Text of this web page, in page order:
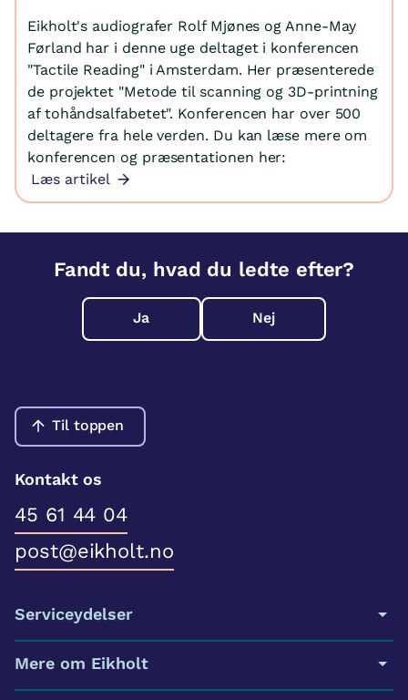
Eikholt's audiografer Rolf Mjønes og Anne-May
Førland har i denne uge deltaget i konferencen
"Tactile Reading" i Amsterdam. Her præsenterede
de projektet "Metode til scanning og 3D-printning
af tohåndsalfabetet". Konferencen har over 500
deltagere fra hele verden. Du kan læse mere om
konferencen og præsentationen her:
Læs artikel
Fandt du, hvad du ledte efter?
Ja Nej
Til toppen
Kontakt os
45 61 44 04
post@eikholt.no
Serviceydelser
Mere om Eikholt